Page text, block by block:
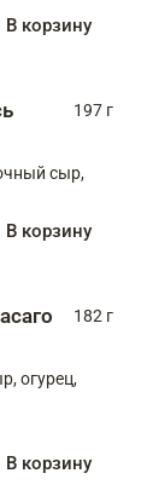
В корзину
197 г
сыр,
В корзину
182 г
огурец,
В корзину